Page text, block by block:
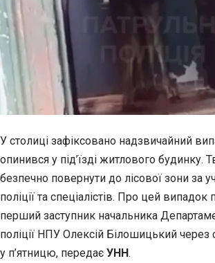
У столиці зафіксовано надзвичайний
опинився у під’їзді житлового будинку.
безпечно повернути до лісової зони за
поліції та спеціалістів. Про цей
перший заступник начальника
поліції НПУ Олексій Білошицький через
у п’ятницю, передає УНН.